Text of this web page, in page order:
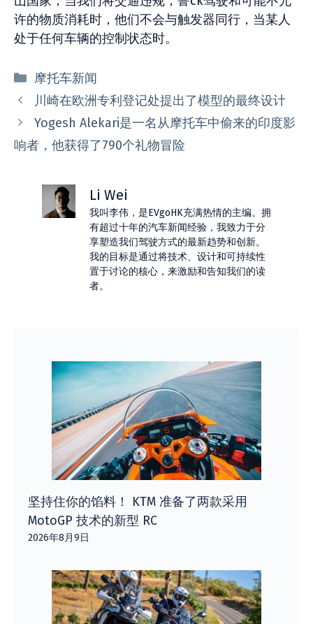
许的物质消耗时，他们不会与触发器同行，当某人
处于任何车辆的控制状态时。
分
类
摩托车新闻
川崎在欧洲专利登记处提出了模型的最终设计
Yogesh Alekari是一名从摩托车中偷来的印度影
响者，他获得了790个礼物冒险
Li Wei
我叫李伟，是EVgoHK充满热情的主编。拥
有超过十年的汽车新闻经验，我致力于分
享塑造我们驾驶方式的最新趋势和创新。
我的目标是通过将技术、设计和可持续性
置于讨论的核心，来激励和告知我们的读
者。
坚持住你的馅料！ KTM 准备了两款采用
MotoGP 技术的新型 RC
2026年8月9日